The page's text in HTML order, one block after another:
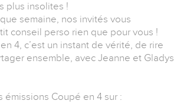
plus insolites !
semaine, nos invités vous
conseil perso rien que pour vous !
4, c’est un instant de vérité, de rire
ensemble, avec Jeanne et Gladys
émissions Coupé en 4 sur :